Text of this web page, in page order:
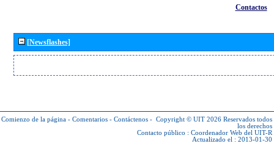
Contactos
[Newsflashes]
Comienzo de la página - Comentarios - Contáctenos - Copyright © UIT 2026 Reservados todos
los derechos
Contacto público : Coordenador Web del UIT-R
Actualizado el : 2013-01-30